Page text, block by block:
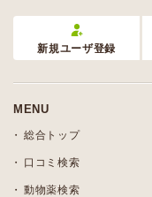
新規ユーザ登録
MENU
総合トップ
口コミ検索
動物薬検索